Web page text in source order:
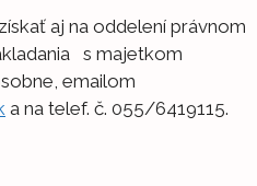
aj na oddelení právnom
s majetkom
emailom
a na telef. č. 055/6419115.